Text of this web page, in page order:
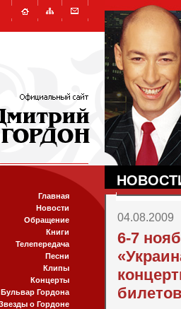
Главная
Новости
Обращение
Книги
Телепередача
Песни
Клипы
Концерты
Бульвар Гордона
о Гордоне
04.08.2009
6-7